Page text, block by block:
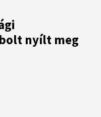
nyílt meg